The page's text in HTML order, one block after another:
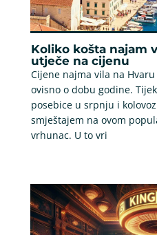
Koliko košta najam
utječe na cijenu
Cijene najma vila na
ovisno o dobu godine.
posebice u srpnju i
smještajem na ovom
vrhunac. U to vri